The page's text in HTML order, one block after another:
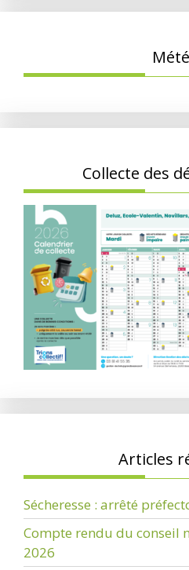
Collecte des
Articles
Sécheresse : arrêté
Compte rendu du conseil
2026